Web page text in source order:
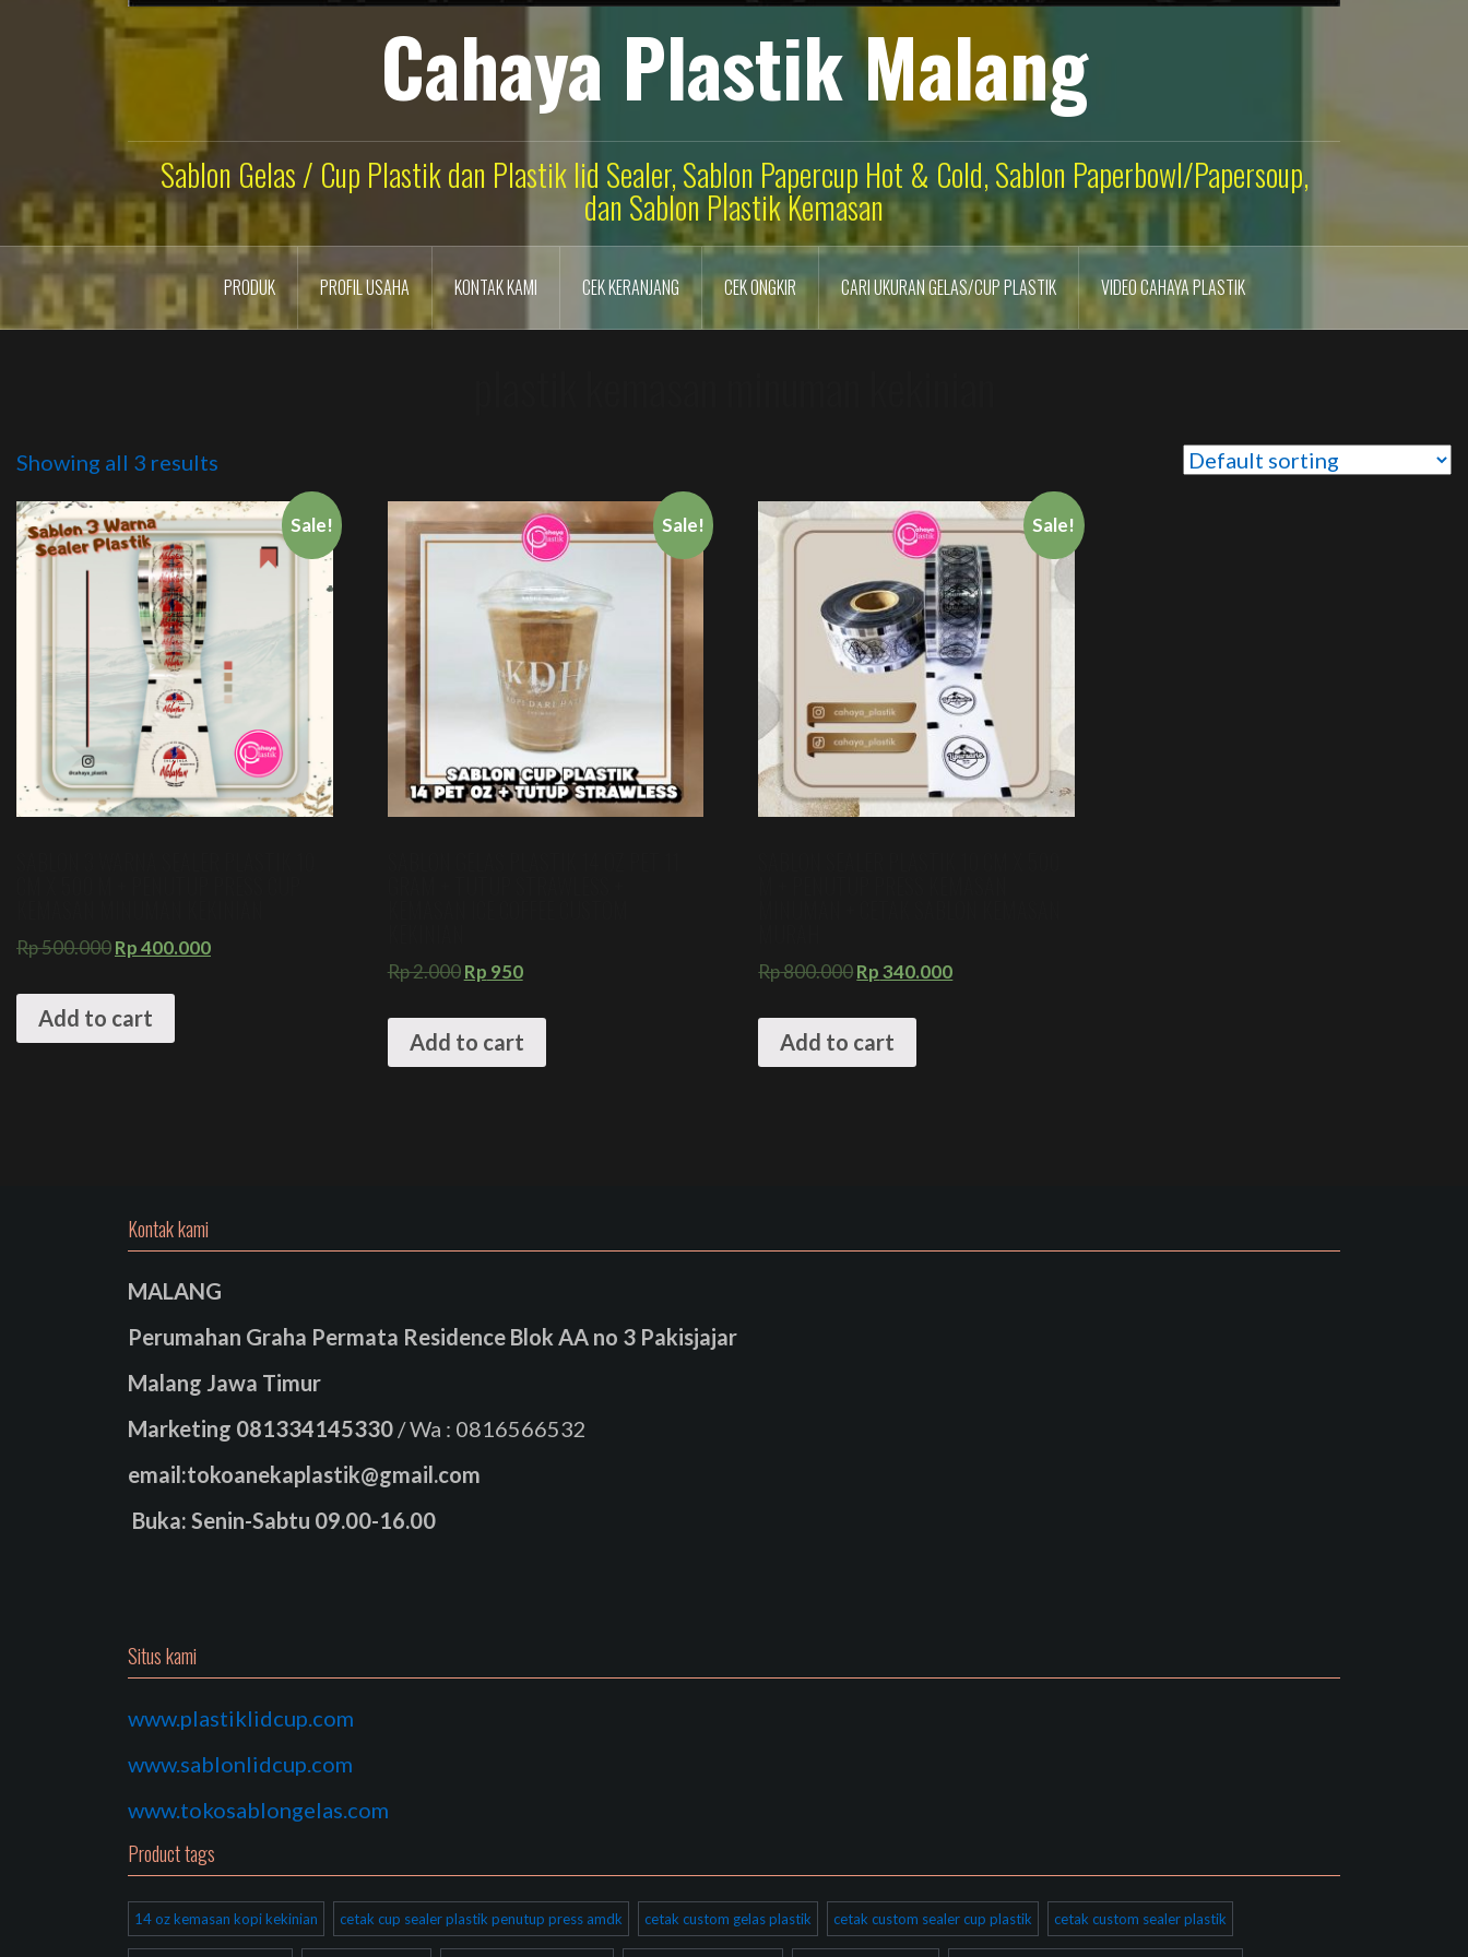
Cahaya Plastik Malang
Sablon Gelas / Cup Plastik dan Plastik lid Sealer, Sablon Papercup Hot & Cold, Sablon Paperbowl/Papersoup,
dan Sablon Plastik Kemasan
PRODUK PROFIL USAHA KONTAK KAMI CEK KERANJANG CEK ONGKIR CARI UKURAN GELAS/CUP PLASTIK VIDEO CAHAYA PLASTIK
Showing all 3 results
Sale!
Rp500.000Rp400.000
Add to cart
Sale!
Rp2.000 Rp 950
Add to cart
Sale!
Rp800.000Rp340.000
Add to cart
Kontak kami
MALANG
Perumahan Graha Permata Residence Blok AA no 3 Pakisjajar
Malang Jawa Timur
Marketing 081334145330 / Wa : 0816566532
email:tokoanekaplastik@gmail.com
Buka: Senin-Sabtu 09.00-16.00
Situs kami
www.plastiklidcup.com
www.sablonlidcup.com
www.tokosablongelas.com
Product tags
14 oz kemasan kopi kekinian cetak cup sealer plastik penutup press amdk cetak custom gelas plastik cetak custom sealer cup plastik cetak custom sealer plastik